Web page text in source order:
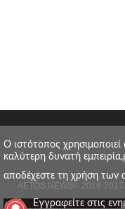
AETOS NEWS © 2016-
O ιστότοπος
καλύτερη δυνατή
αποδέχεστε τη χρήση των
_ Εγγραφείτε στις